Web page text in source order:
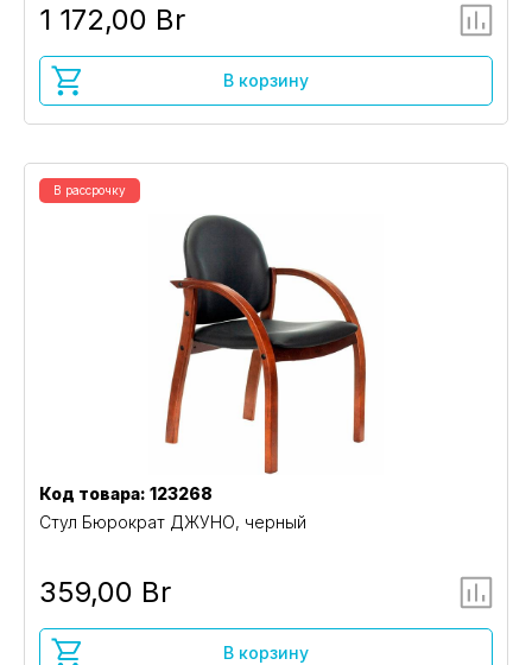
1 172,00 Br
В корзину
В рассрочку
Код товара: 123268
Стул Бюрократ ДЖУНО, черный
359,00 Br
В корзину